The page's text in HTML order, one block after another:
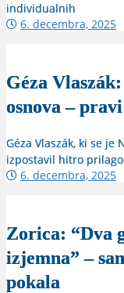
individualnih
6. decembra, 2025
Géza
osnova –
Géza Vlaszák, ki se
izpostavil hitro
6. decembra, 2025
Zorica: “Dva
izjemna” –
pokala